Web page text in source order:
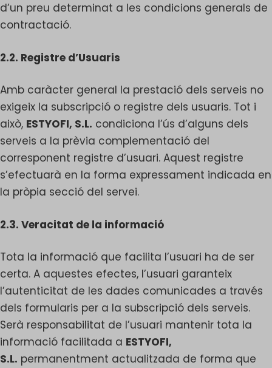
d’un preu determinat a les condicions generals de
contractació.
2.2. Registre d’Usuaris
Amb caràcter general la prestació dels serveis no
exigeix la subscripció o registre dels usuaris. Tot i
això, ESTYOFI, S.L. condiciona l’ús d’alguns dels
serveis a la prèvia complementació del
corresponent registre d’usuari. Aquest registre
s’efectuarà en la forma expressament indicada en
la pròpia secció del servei.
2.3. Veracitat de la informació
Tota la informació que facilita l’usuari ha de ser
certa. A aquestes efectes, l’usuari garanteix
l’autenticitat de les dades comunicades a través
dels formularis per a la subscripció dels serveis.
Serà responsabilitat de l’usuari mantenir tota la
informació facilitada a ESTYOFI,
S.L. permanentment actualitzada de forma que